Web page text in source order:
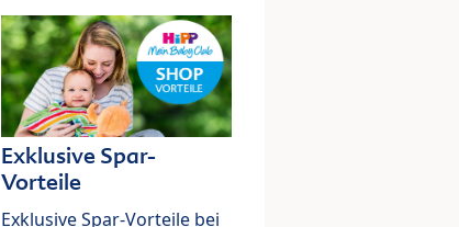
Exklusive Spar-
Vorteile
Exklusive Spar-Vorteile bei